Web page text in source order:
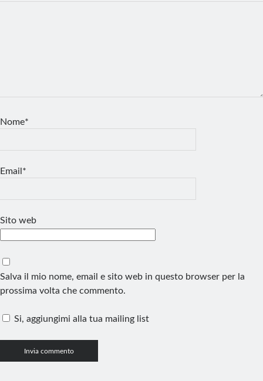
Nome*
Email*
Sito web
Salva il mio nome, email e sito web in questo browser per la
prossima volta che commento.
Si, aggiungimi alla tua mailing list